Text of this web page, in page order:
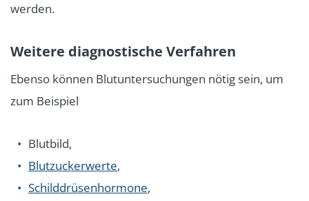
werden.
Weitere diagnostische Verfahren
Ebenso können Blutuntersuchungen nötig sein, um
zum Beispiel
Blutbild,
Blutzuckerwerte,
Schilddrüsenhormone,